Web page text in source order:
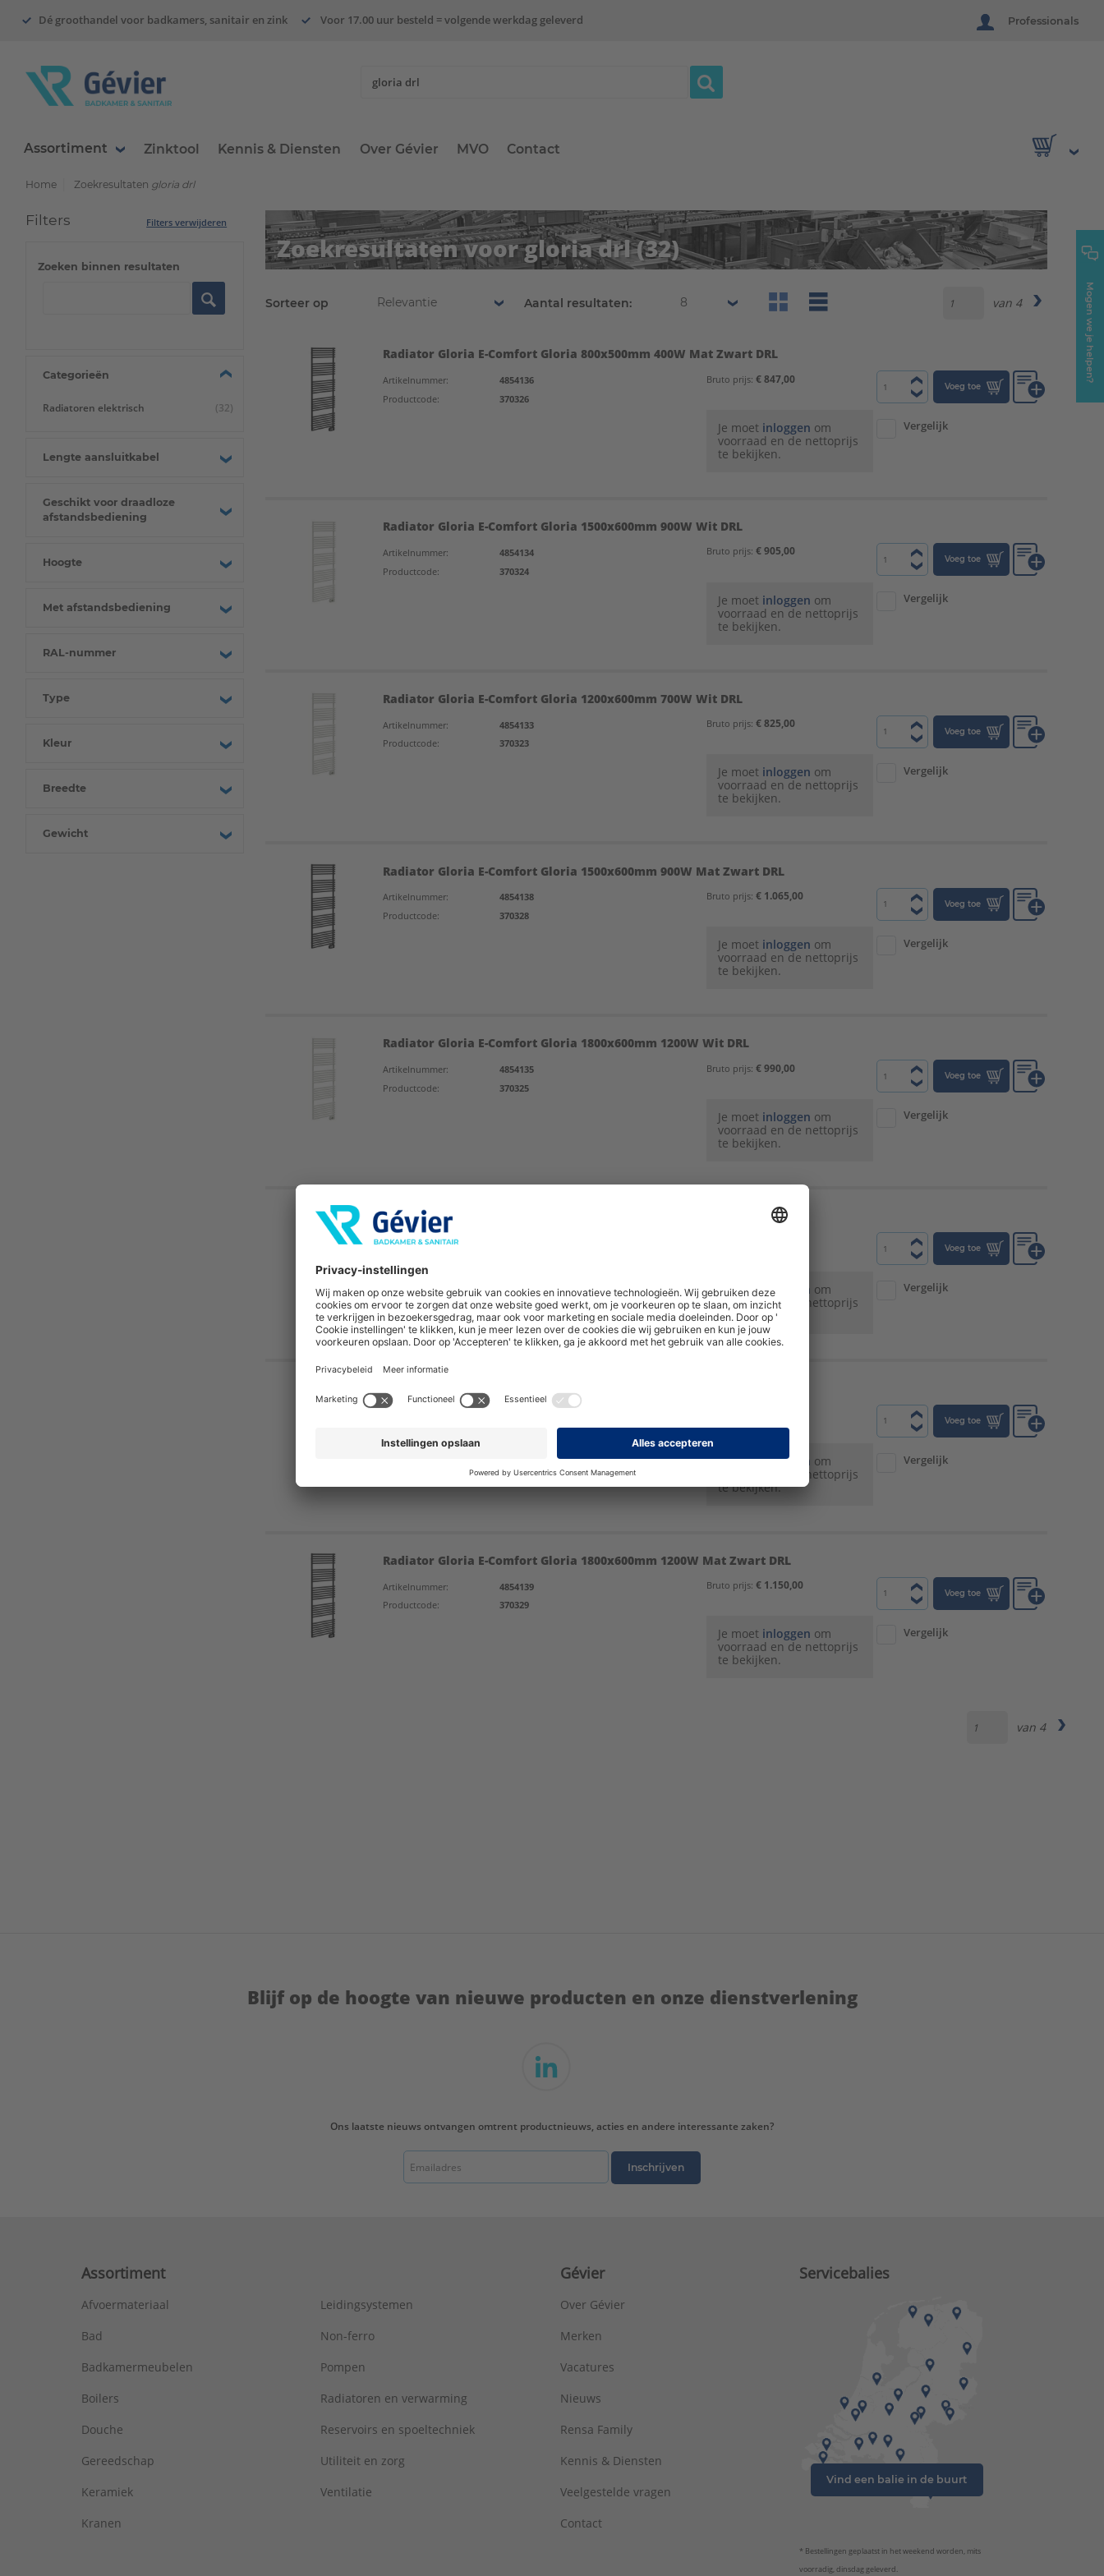
Dé groothandel voor badkamers, sanitair en zink Voor 17.00 uur besteld = volgende werkdag geleverd Professionals
Assortiment Zinktool Kennis & Diensten Over Gévier MVO Contact
Mogen we je helpen?
Home Zoekresultaten gloria drl
Filters Filters verwijderen
Zoeken binnen resultaten
Categorieën
Radiatoren elektrisch (32)
Lengte aansluitkabel
Geschikt voor draadloze
afstandsbediening
Hoogte
Met afstandsbediening
RAL-nummer
Type
Kleur
Breedte
Gewicht
Zoekresultaten voor gloria drl(32)
Sorteer op Relevantie Aantal resultaten: 8 van 4
Radiator Gloria E-Comfort Gloria 800x500mm 400W Mat Zwart DRL
Artikelnummer:
4854136
Productcode:
370326
Bruto prijs: € 847,00
Je moet inloggen om
voorraad en de nettoprijs
te bekijken.
Voeg toe
Vergelijk
Radiator Gloria E-Comfort Gloria 1500x600mm 900W Wit DRL
Artikelnummer:
4854134
Productcode:
370324
Bruto prijs: € 905,00
Je moet inloggen om
voorraad en de nettoprijs
te bekijken.
Voeg toe
Vergelijk
Radiator Gloria E-Comfort Gloria 1200x600mm 700W Wit DRL
Artikelnummer:
4854133
Productcode:
370323
Bruto prijs: € 825,00
Je moet inloggen om
voorraad en de nettoprijs
te bekijken.
Voeg toe
Vergelijk
Radiator Gloria E-Comfort Gloria 1500x600mm 900W Mat Zwart DRL
Artikelnummer:
4854138
Productcode:
370328
Bruto prijs: € 1.065,00
Je moet inloggen om
voorraad en de nettoprijs
te bekijken.
Voeg toe
Vergelijk
Radiator Gloria E-Comfort Gloria 1800x600mm 1200W Wit DRL
Artikelnummer:
4854135
Productcode:
370325
Bruto prijs: € 990,00
Je moet inloggen om
voorraad en de nettoprijs
te bekijken.
Voeg toe
Vergelijk
Radiator Gloria E-Comfort Gloria 800x450mm 400W Wit DRL
Artikelnummer:
Je moetinloggen om
voorraad en de nettoprijs
te bekijken.
Voeg toe
Vergelijk
Je moetinloggen om
voorraad en de nettoprijs
te bekijken.
Voeg toe
Vergelijk
Radiator Gloria E-Comfort Gloria 1800x600mm 1200W Mat Zwart DRL
Artikelnummer:
4854139
Productcode:
370329
Bruto prijs: € 1.150,00
Je moet inloggen om
voorraad en de nettoprijs
te bekijken.
Voeg toe
Vergelijk
van 4
Blijf op de hoogte van nieuwe producten en onze dienstverlening
Ons laatste nieuws ontvangen omtrent productnieuws, acties en andere interessante zaken?
Inschrijven
Assortiment
Afvoermateriaal
Bad
Badkamermeubelen
Boilers
Douche
Gereedschap
Keramiek
Kranen
Leidingsystemen
Non-ferro
Pompen
Radiatoren en verwarming
Reservoirs en spoeltechniek
Utiliteit en zorg
Ventilatie
Gévier
Over Gévier
Merken
Vacatures
Nieuws
Rensa Family
Kennis & Diensten
Veelgestelde vragen
Contact
Servicebalies
Vind een balie in de buurt
* Bestellingen geplaatst in het weekend worden, mits
voorradig, dinsdag geleverd.